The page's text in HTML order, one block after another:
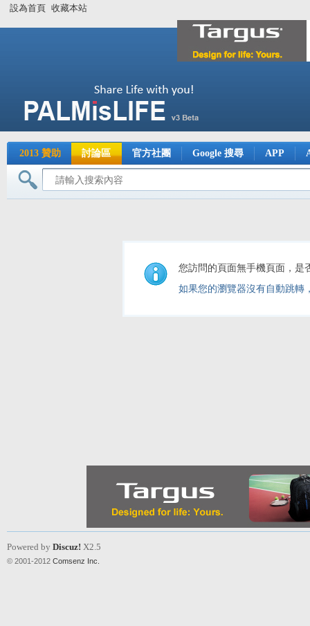
設為首頁 收藏本站
2013 贊助 討論區 官方社團 Google 搜尋 APP
您訪問的頁面無手機頁面，是
如果您的瀏覽器沒有自動跳轉
Powered by Discuz! X2.5
© 2001-2012 Comsenz Inc.